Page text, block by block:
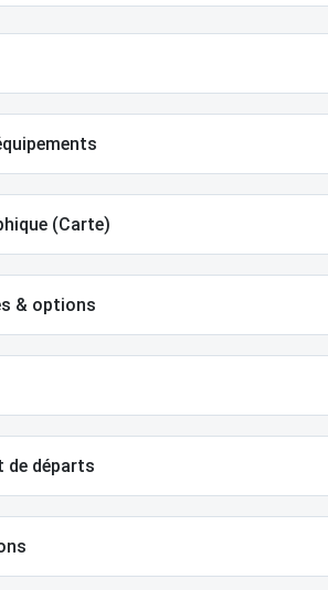
(Carte)
& options
de départs